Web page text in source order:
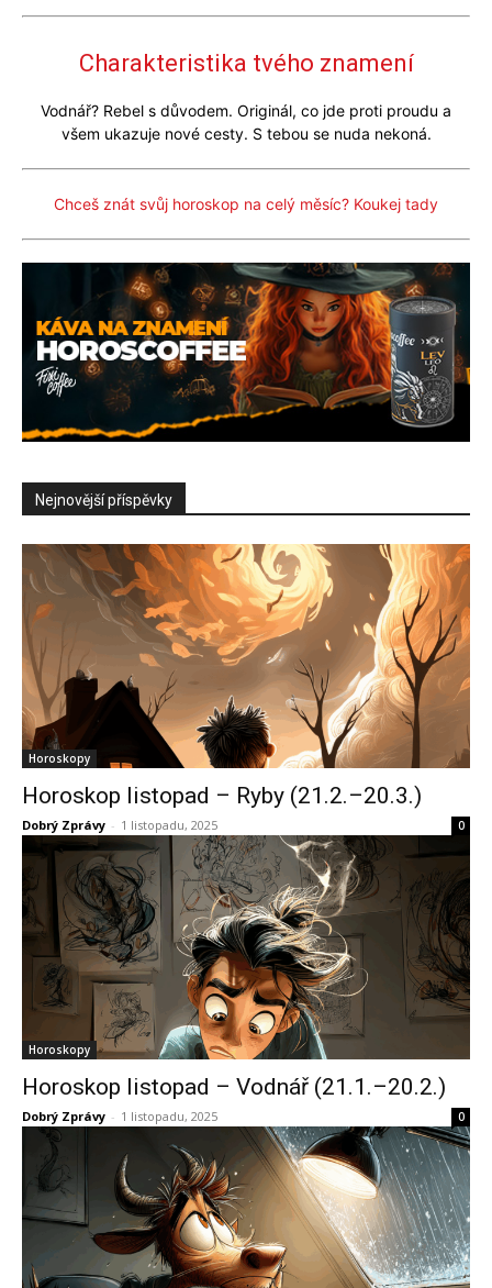
Charakteristika tvého znamení
Vodnář? Rebel s důvodem. Originál, co jde proti proudu a
všem ukazuje nové cesty. S tebou se nuda nekoná.
Chceš znát svůj horoskop na celý měsíc? Koukej tady
Nejnovější příspěvky
Horoskopy
Horoskop listopad – Ryby (21.2.–20.3.)
Dobrý Zprávy - 1 listopadu, 2025 0
Horoskopy
Horoskop listopad – Vodnář (21.1.–20.2.)
Dobrý Zprávy - 1 listopadu, 2025 0